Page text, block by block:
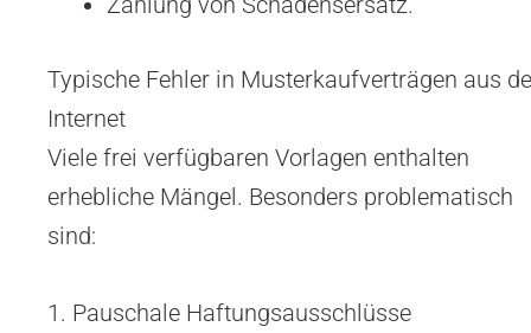
Typische Fehler in Musterkaufverträgen aus
Internet
Viele frei verfügbaren Vorlagen enthalten
erhebliche Mängel. Besonders problematisch
sind:
1. Pauschale Haftungsausschlüsse